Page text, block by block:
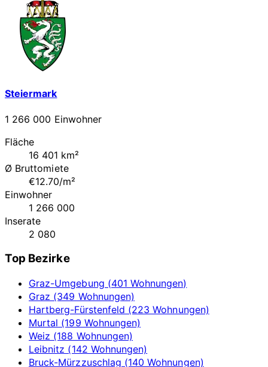
Steiermark
1 266 000 Einwohner
Fläche
16 401 km²
Ø Bruttomiete
€12.70/m²
Einwohner
1 266 000
Inserate
2 080
Top Bezirke
Graz-Umgebung (401 Wohnungen)
Graz (349 Wohnungen)
Hartberg-Fürstenfeld (223 Wohnungen)
Murtal (199 Wohnungen)
Weiz (188 Wohnungen)
Leibnitz (142 Wohnungen)
Bruck-Mürzzuschlag (140 Wohnungen)